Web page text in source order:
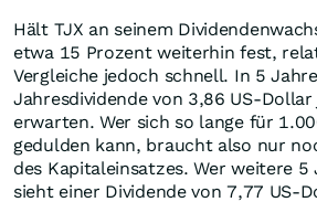
Hält TJX an seinem
etwa 15 Prozent weiterhin fest,
Vergleiche jedoch schnell. In 5
Jahresdividende von 3,86 US-
erwarten. Wer sich so lange für
gedulden kann, braucht also nur
des Kapitaleinsatzes. Wer weitere
sieht einer Dividende von 7,77 US-